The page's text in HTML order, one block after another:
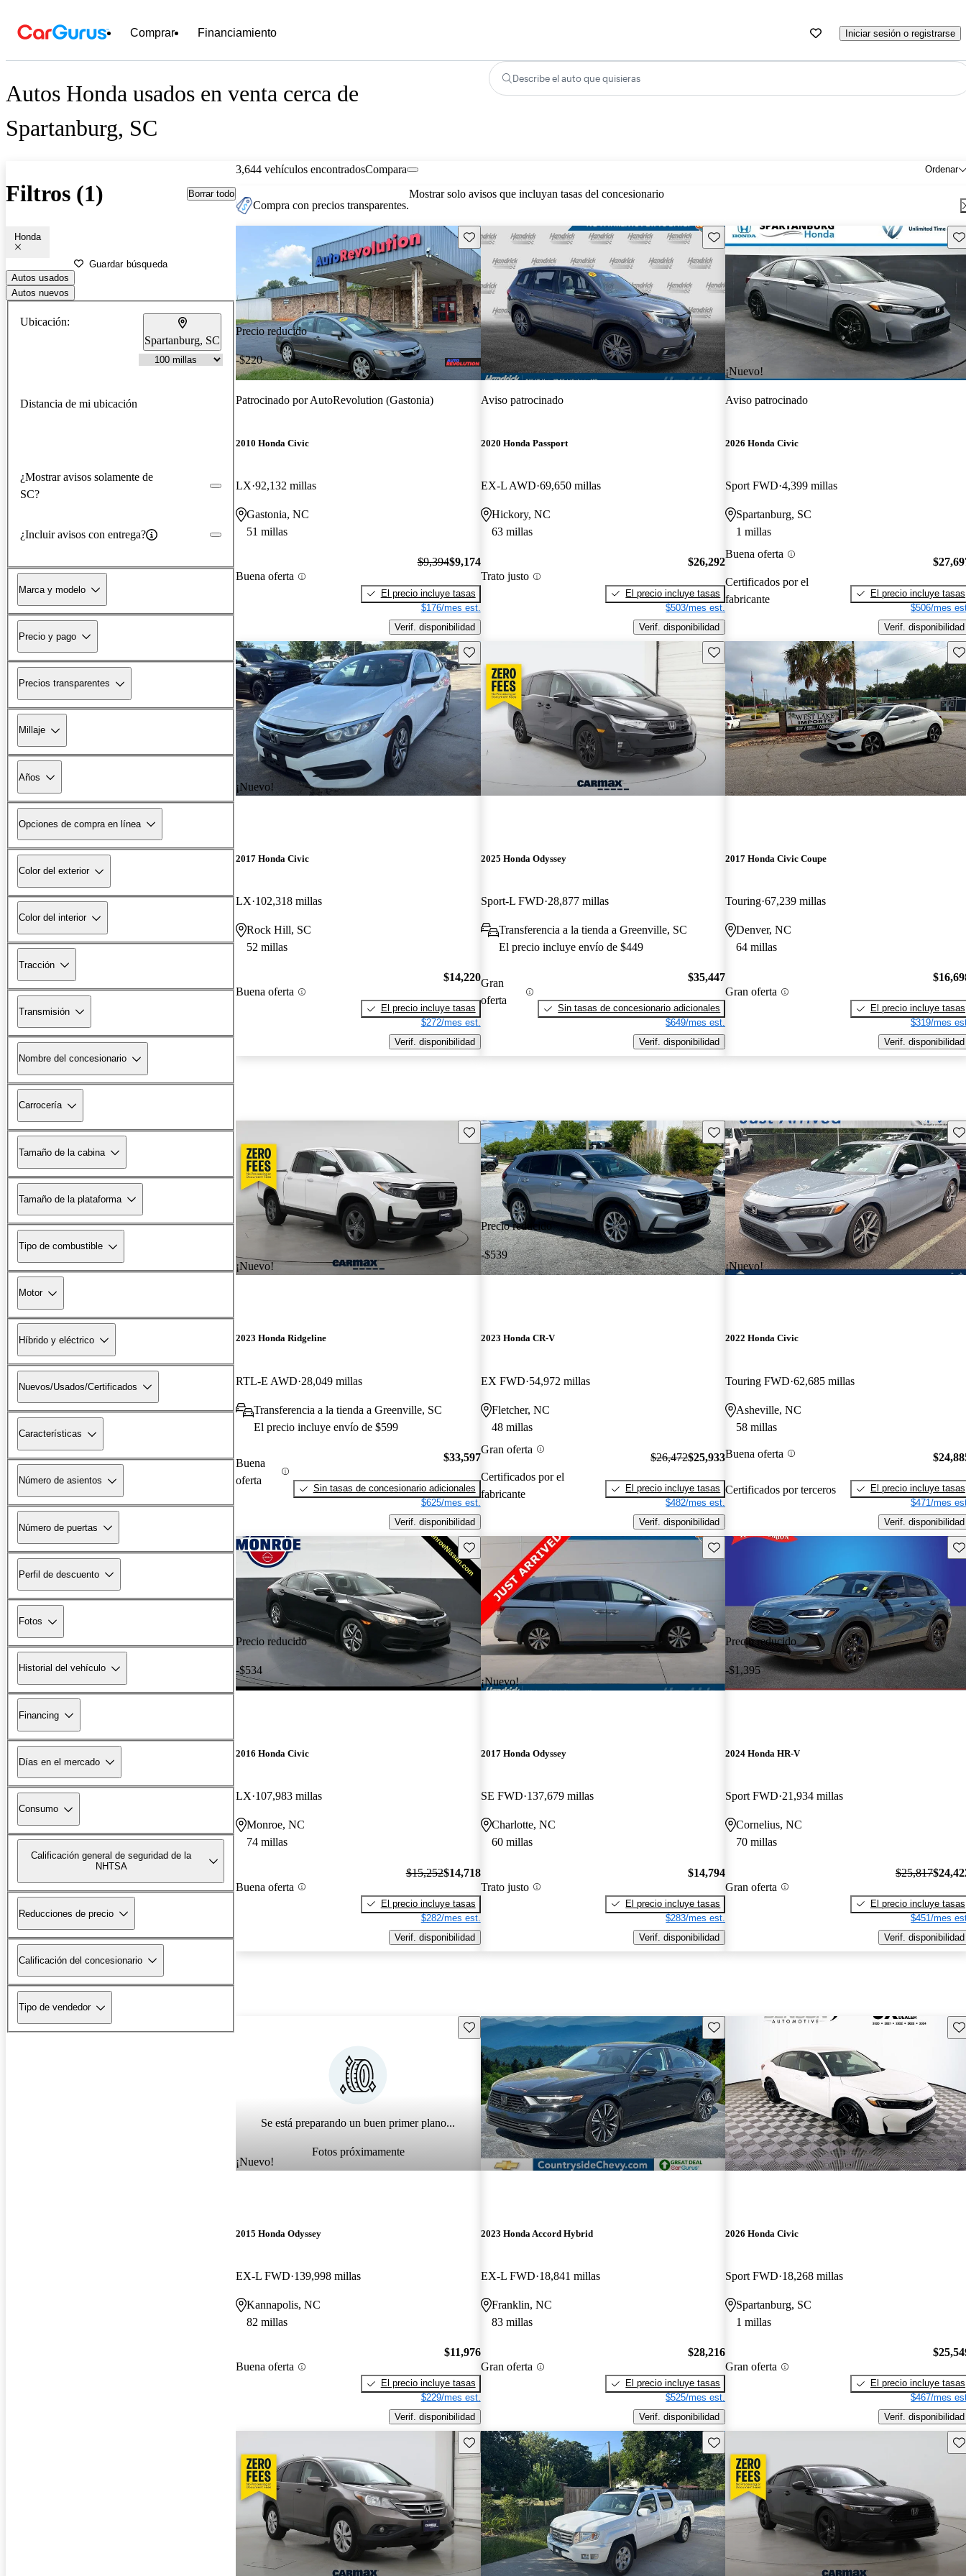
Comprar Financiamiento Iniciar sesión o registrarse
Autos Honda usados en venta cerca de
Spartanburg, SC
Describe el auto que quisieras
Filtros (1) Borrar todo
Honda
Guardar búsqueda
Autos usados
Autos nuevos
Ubicación:
Spartanburg, SC
Distancia de mi ubicación
¿Mostrar avisos solamente de
SC?
¿Incluir avisos con entrega?
Marca y modelo
Precio y pago
Precios transparentes
Millaje
Años
Opciones de compra en línea
Color del exterior
Color del interior
Tracción
Transmisión
Nombre del concesionario
Carrocería
Tamaño de la cabina
Tamaño de la plataforma
Tipo de combustible
Motor
Híbrido y eléctrico
Nuevos/Usados/Certificados
Características
Número de asientos
Número de puertas
Perfil de descuento
Fotos
Historial del vehículo
Financing
Días en el mercado
Consumo
Calificación general de seguridad de la
NHTSA
Reducciones de precio
Calificación del concesionario
Tipo de vendedor
3,644 vehículos encontrados Ordenar
Compara
Compra con precios transparentes.
Mostrar solo avisos que incluyan tasas del concesionario
Precio reducido
-$220
Guarda este Aviso
Patrocinado porAutoRevolution (Gastonia)
2010 Honda Civic
LX 92,132 millas
Gastonia, NC
51 millas
Buena oferta
$9,394$9,174
El precio incluye tasas
$176/mes est.
Verif. disponibilidad
Guarda este Aviso
Aviso patrocinado
2020 Honda Passport
EX-L AWD 69,650 millas
Hickory, NC
63 millas
Trato justo
$26,292
El precio incluye tasas
$503/mes est.
Verif. disponibilidad
¡Nuevo!
Aviso patrocinado
2026 Honda Civic
Sport FWD 4,399 millas
Spartanburg, SC
1 millas
Buena oferta
Certificados por el
fabricante
El precio incluye tasas
$506/mes
Verif. disponibilidad
¡Nuevo!
Guarda este Aviso
2017 Honda Civic
LX 102,318 millas
Rock Hill, SC
52 millas
Buena oferta
$14,220
El precio incluye tasas
$272/mes est.
Verif. disponibilidad
Guarda este Aviso
2025 Honda Odyssey
Sport-L FWD 28,877 millas
Transferencia a la tienda a Greenville, SC
El precio incluye envío de $449
Gran
oferta
$35,447
Sin tasas de concesionario adicionales
$649/mes est.
Verif. disponibilidad
2017 Honda Civic Coupe
Touring 67,239 millas
Denver, NC
64 millas
Gran oferta
El precio incluye tasas
$319/mes
Verif. disponibilidad
¡Nuevo!
Guarda este Aviso
2023 Honda Ridgeline
RTL-E AWD 28,049 millas
Transferencia a la tienda a Greenville, SC
El precio incluye envío de $599
Buena
oferta
$33,597
Sin tasas de concesionario adicionales
$625/mes est.
Verif. disponibilidad
Precio reducido
-$539
Guarda este Aviso
2023 Honda CR-V
EX FWD 54,972 millas
Fletcher, NC
48 millas
Gran oferta
Certificados por el
fabricante
$26,472$25,933
El precio incluye tasas
$482/mes est.
Verif. disponibilidad
¡Nuevo!
2022 Honda Civic
Touring FWD 62,685 millas
Asheville, NC
58 millas
Buena oferta
Certificados por terceros
El precio incluye tasas
$471/mes
Verif. disponibilidad
Precio reducido
-$534
Guarda este Aviso
2016 Honda Civic
LX 107,983 millas
Monroe, NC
74 millas
Buena oferta
$15,252$14,718
El precio incluye tasas
$282/mes est.
Verif. disponibilidad
¡Nuevo!
Guarda este Aviso
2017 Honda Odyssey
SE FWD 137,679 millas
Charlotte, NC
60 millas
Trato justo
$14,794
El precio incluye tasas
$283/mes est.
Verif. disponibilidad
Precio reducido
-$1,395
2024 Honda HR-V
Sport FWD 21,934 millas
Cornelius, NC
70 millas
Gran oferta
$25,817
El precio incluye tasas
$451/mes
Verif. disponibilidad
Se está preparando un buen primer plano...
Fotos próximamente
¡Nuevo!
Guarda este Aviso
2015 Honda Odyssey
EX-L FWD 139,998 millas
Kannapolis, NC
82 millas
Buena oferta
$11,976
El precio incluye tasas
$229/mes est.
Verif. disponibilidad
Guarda este Aviso
2023 Honda Accord Hybrid
EX-L FWD 18,841 millas
Franklin, NC
83 millas
Gran oferta
$28,216
El precio incluye tasas
$525/mes est.
Verif. disponibilidad
2026 Honda Civic
Sport FWD 18,268 millas
Spartanburg, SC
1 millas
Gran oferta
El precio incluye tasas
$467/mes
Verif. disponibilidad
Guarda este Aviso Guarda este Aviso